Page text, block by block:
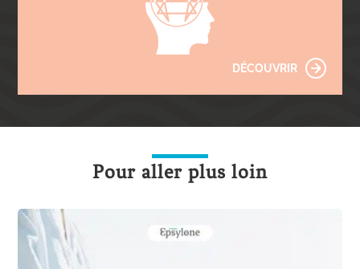
DÉCOUVRIR
Pour aller plus loin